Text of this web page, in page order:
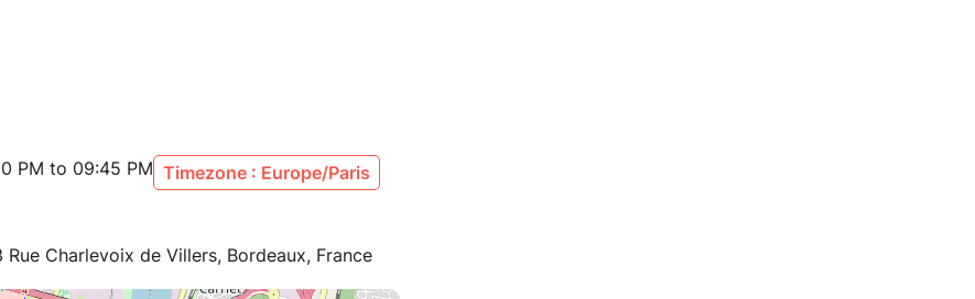
PM to 09:45 PM Timezone : Europe/Paris
Charlevoix de Villers, Bordeaux, France